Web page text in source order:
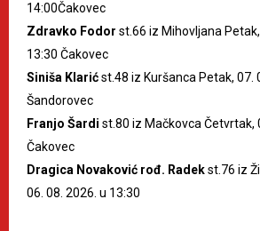
14:00Čakovec
Zdravko Fodor st.66 iz Mihovljana
13:30 Čakovec
Siniša Klarićst.48 iz Kuršanca Petak, 07.
Šandorovec
Franjo Šardi st.80 iz Mačkovca Četvrtak,
Čakovec
Dragica Novaković rođ. Radekst.76 iz
06. 08. 2026. u 13:30